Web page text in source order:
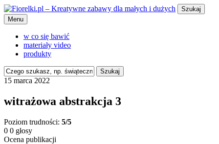
Szukaj
Menu
w co się bawić
materiały video
produkty
Szukaj
15 marca 2022
witrażowa abstrakcja 3
Poziom trudności: 5/5
0 0 głosy
Ocena publikacji